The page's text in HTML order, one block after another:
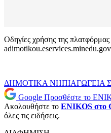
Οδηγίες χρήσης της πλατφόρμας
ΔΗΜΟΤΙΚΑΝΗΠΙΑΓΩΓΕΙΑ
Google Προσθέστε το
Ακολουθήστε το ENIKOS στο
όλες τις ειδήσεις.